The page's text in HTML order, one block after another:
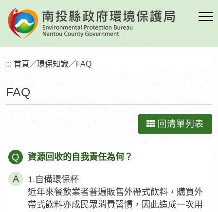
到
要
塊FAQ
::: 首頁 ／環保知識／FAQ
回清單列表
Q 資源回收的自我責任為何？
1.自備環保杯
近年來餐飲業者普遍販售外帶式飲料，購買外
帶式飲料亦成民眾消費習慣，因此造成一次用